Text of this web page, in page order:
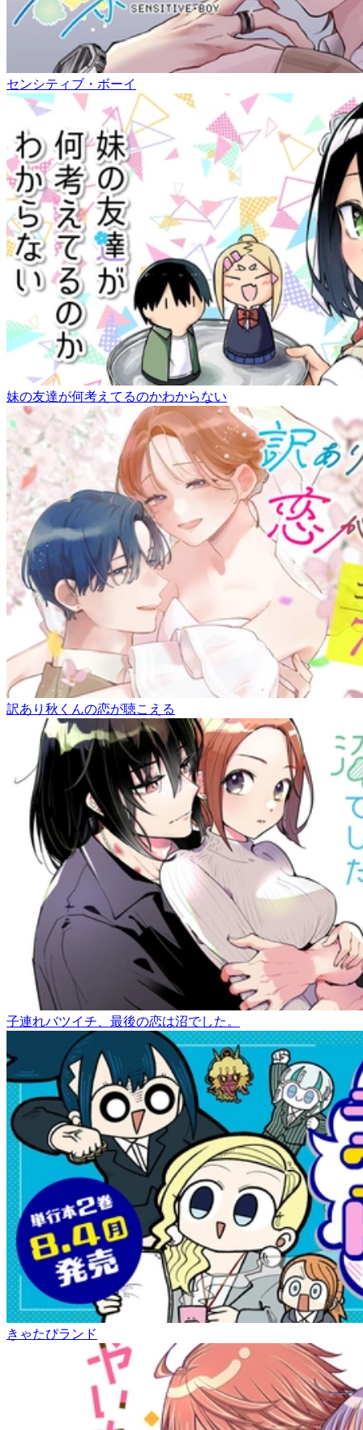
センシティブ・ボーイ
妹の友達が何考えてるのかわからない
訳あり秋くんの恋が聴こえる
子連れバツイチ、最後の恋は沼でした。
きゃたぴランド